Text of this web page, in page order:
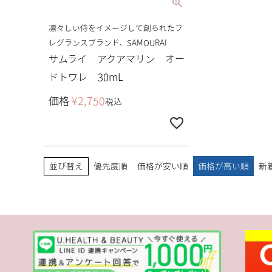
凛々しい侍をイメージして創られたフ
レグランスブランド、SAMOURAI
サムライ アクアマリン オー
ドトワレ 30mL
価格 ¥2,750税込
並び替え 優先度順 価格が安い順 価格が高い順 新